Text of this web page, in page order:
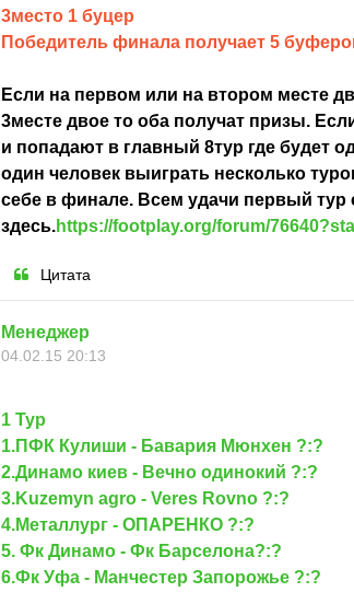
3место 1 буцер
Победитель финала получает 5
Если на первом или на втором месте
3месте двое то оба получат призы.
и попадают в главный 8тур где будет
один человек выиграть несколько
себе в финале. Всем удачи первый тур
здесь.https://footplay.org/forum/
Цитата
Менеджер
04.02.15 20:13
1 Тур
1.ПФК Кулиши - Бавария Мюнхен ?:?
2.Динамо киев - Вечно одинокий ?:?
3.Kuzemyn agro - Veres Rovno ?:?
4.Металлург - ОПАРЕНКО ?:?
5. Фк Динамо - Фк Барселона?:?
6.Фк Уфа - Манчестер Запорожье ?:?